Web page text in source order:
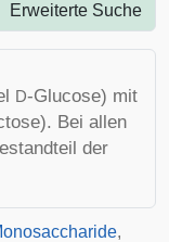
Erweiterte Suche
D-Glucose) mit
Bei allen
der
,